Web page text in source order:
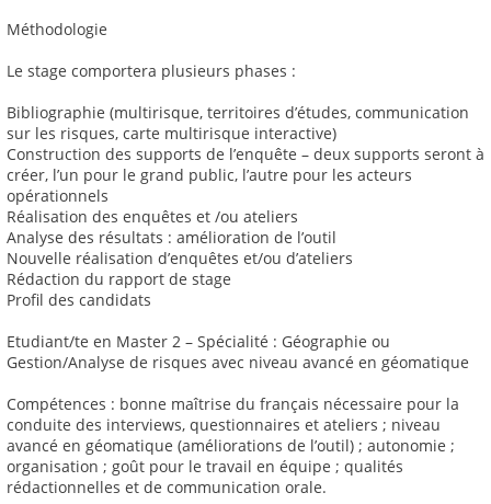
Méthodologie
Le stage comportera plusieurs phases :
Bibliographie (multirisque, territoires d’études, communication
sur les risques, carte multirisque interactive)
Construction des supports de l’enquête – deux supports seront à
créer, l’un pour le grand public, l’autre pour les acteurs
opérationnels
Réalisation des enquêtes et /ou ateliers
Analyse des résultats : amélioration de l’outil
Nouvelle réalisation d’enquêtes et/ou d’ateliers
Rédaction du rapport de stage
Profil des candidats
Etudiant/te en Master 2 – Spécialité : Géographie ou
Gestion/Analyse de risques avec niveau avancé en géomatique
Compétences : bonne maîtrise du français nécessaire pour la
conduite des interviews, questionnaires et ateliers ; niveau
avancé en géomatique (améliorations de l’outil) ; autonomie ;
organisation ; goût pour le travail en équipe ; qualités
rédactionnelles et de communication orale.